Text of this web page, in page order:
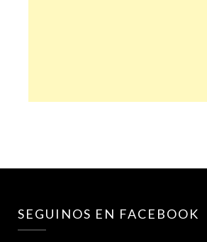
SEGUINOS EN FACEBOOK